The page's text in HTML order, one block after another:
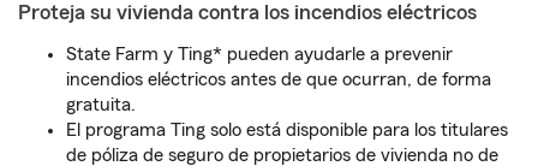
Proteja su vivienda contra los incendios eléctricos
State Farm y Ting* pueden ayudarle a prevenir
incendios eléctricos antes de que ocurran, de forma
gratuita.
El programa Ting solo está disponible para los titulares
de póliza de seguro de propietarios de vivienda no de